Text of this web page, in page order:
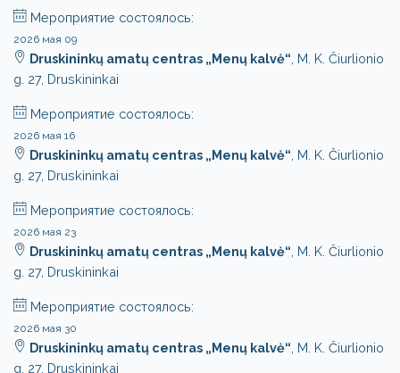
Мероприятие состоялось:
2026 мая 09
Druskininkų amatų centras „Menų kalvė“ , M. K. Čiurlionio
g. 27, Druskininkai
Мероприятие состоялось:
2026 мая 16
Druskininkų amatų centras „Menų kalvė“ , M. K. Čiurlionio
g. 27, Druskininkai
Мероприятие состоялось:
2026 мая 23
Druskininkų amatų centras „Menų kalvė“ , M. K. Čiurlionio
g. 27, Druskininkai
Мероприятие состоялось:
2026 мая 30
Druskininkų amatų centras „Menų kalvė“ , M. K. Čiurlionio
g. 27, Druskininkai